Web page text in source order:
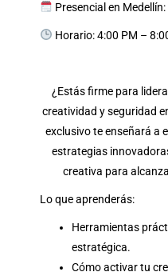
Presencial en
Horario: 4:00 PM –
¿Estás firme para
creatividad y seguridad
exclusivo te enseñará a
estrategias
creativa para
Lo que aprenderás:
Herramientas
estratégica.
Cómo activar tu